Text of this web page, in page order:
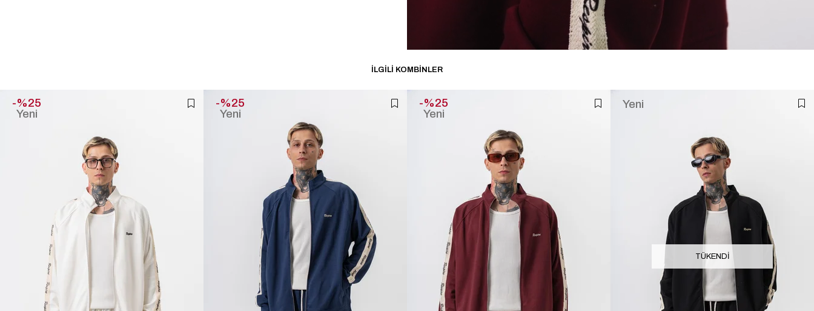
İLGILI KOMBINLER
%25
Yeni
%25
Yeni
%25
Yeni
TÜKENDI
Yeni